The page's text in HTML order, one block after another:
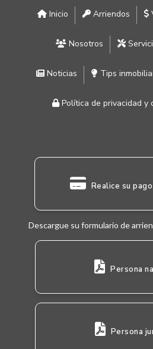
Inicio Arriendos
Nosotros
Noticias Tips
Política de privacidad y
Realice su
Descargue su formulario de
Persona
Persona